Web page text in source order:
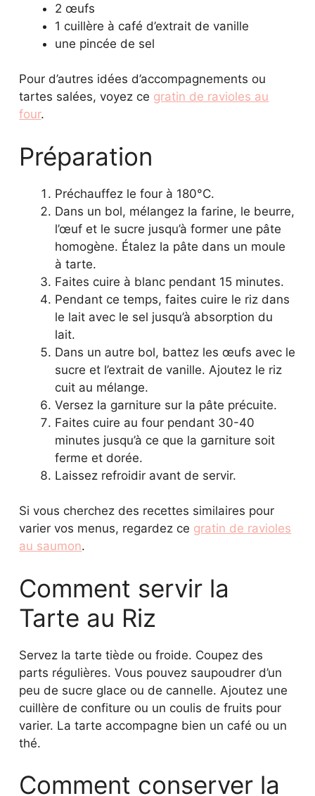
2 œufs
1 cuillère à café d’extrait de vanille
une pincée de sel
Pour d’autres idées d’accompagnements ou
tartes salées, voyez ce gratin de ravioles au
four.
Préparation
Préchauffez le four à 180°C.
Dans un bol, mélangez la farine, le beurre,
l’œuf et le sucre jusqu’à former une pâte
homogène. Étalez la pâte dans un moule
à tarte.
Faites cuire à blanc pendant 15 minutes.
Pendant ce temps, faites cuire le riz dans
le lait avec le sel jusqu’à absorption du
lait.
Dans un autre bol, battez les œufs avec le
sucre et l’extrait de vanille. Ajoutez le riz
cuit au mélange.
Versez la garniture sur la pâte précuite.
Faites cuire au four pendant 30-40
minutes jusqu’à ce que la garniture soit
ferme et dorée.
Laissez refroidir avant de servir.
Si vous cherchez des recettes similaires pour
varier vos menus, regardez ce gratin de ravioles
au saumon.
Comment servir la
Tarte au Riz
Servez la tarte tiède ou froide. Coupez des
parts régulières. Vous pouvez saupoudrer d’un
peu de sucre glace ou de cannelle. Ajoutez une
cuillère de confiture ou un coulis de fruits pour
varier. La tarte accompagne bien un café ou un
thé.
Comment conserver la